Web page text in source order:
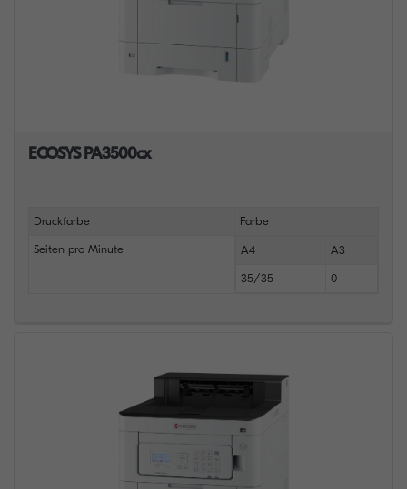
ECOSYS PA3500cx
Druckfarbe Farbe
Seiten pro Minute A4 A3
35/35 0